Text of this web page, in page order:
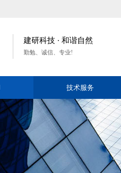
建研​科技 · 和谐自然
勤勉、诚信、专业!
技术服务